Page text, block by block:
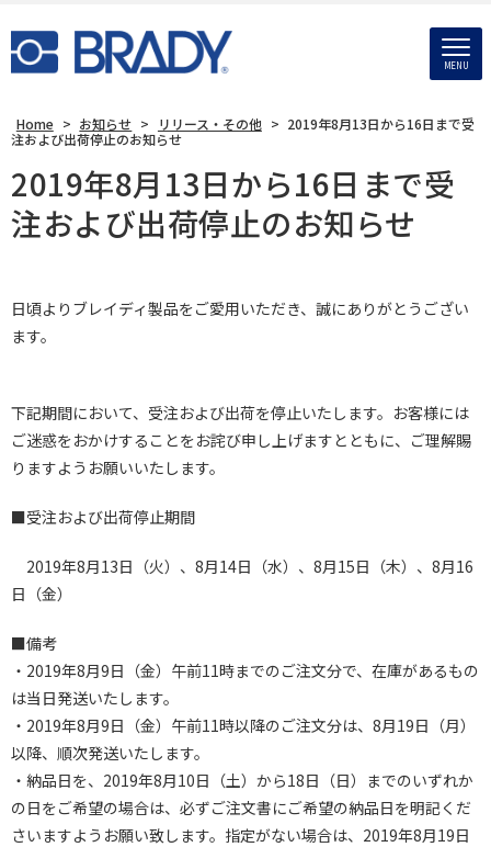
MENU
Home > お知らせ > リリース・その他 > 2019年8月13日から16日まで受
注および出荷停止のお知らせ
2019年8月13日から16日まで受
注および出荷停止のお知らせ
日頃よりブレイディ製品をご愛用いただき、誠にありがとうござい
ます。
下記期間において、受注および出荷を停止いたします。お客様には
ご迷惑をおかけすることをお詫び申し上げますとともに、ご理解賜
りますようお願いいたします。
■受注および出荷停止期間
2019年8月13日（火）、8月14日（水）、8月15日（木）、8月16
日（金）
■備考
・2019年8月9日（金）午前11時までのご注文分で、在庫があるもの
は当日発送いたします。
・2019年8月9日（金）午前11時以降のご注文分は、8月19日（月）
以降、順次発送いたします。
・納品日を、2019年8月10日（土）から18日（日）までのいずれか
の日をご希望の場合は、必ずご注文書にご希望の納品日を明記くだ
さいますようお願い致します。指定がない場合は、2019年8月19日